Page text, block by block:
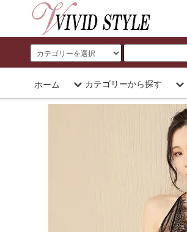
ホーム カテゴリーから探す